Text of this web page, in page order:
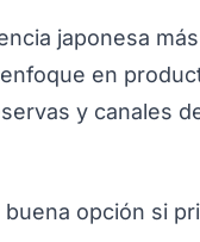
japonesa
en
y canales
buena opción si